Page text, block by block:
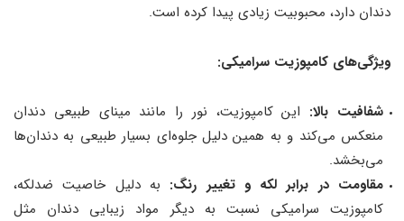
دندان دارد، محبوبیت زیادی پیدا کرده است.
ویژگی‌های کامپوزیت سرامیکی:
شفافیت بالا: این کامپوزیت، نور را مانند مینای طبیعی دندان
منعکس می‌کند و به همین دلیل جلوه‌ای بسیار طبیعی به دندان‌ها
می‌بخشد.
مقاومت در برابر لکه و تغییر رنگ: به دلیل خاصیت ضدلکه،
کامپوزیت سرامیکی نسبت به دیگر مواد زیبایی دندان مثل